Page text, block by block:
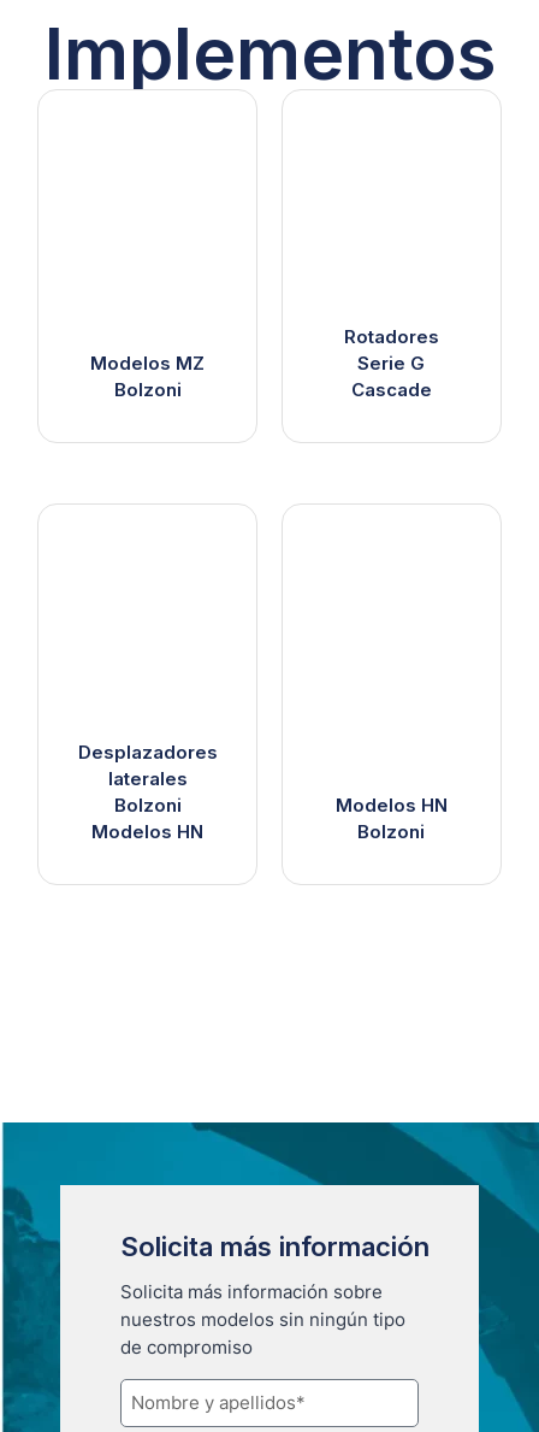
Implementos
Modelos MZ
Bolzoni
Rotadores
Serie G
Cascade
Desplazadores
laterales
Bolzoni
Modelos HN
Modelos HN
Bolzoni
Solicita más información
Solicita más información sobre
nuestros modelos sin ningún tipo
de compromiso